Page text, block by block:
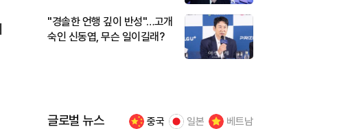
"경솔한 언행 깊이 반성"…고개
숙인 신동엽, 무슨 일이길래?
글로벌 뉴스 중국 일본 베트남